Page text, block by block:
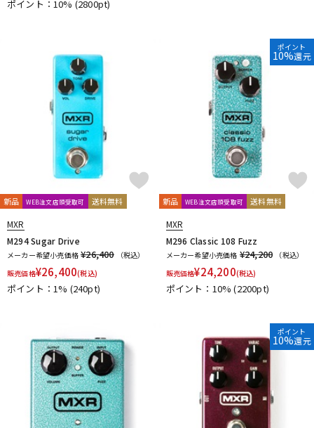
ポイント：10% (2800pt)
新品 WEB注文店頭受取可 送料無料
MXR
M294 Sugar Drive
メーカー希望小売価格 ¥26,400
（税込）
販売価格¥26,400(税込)
ポイント：1% (240pt)
ポイント
10%還元
新品 WEB注文店頭受取可 送料無料
MXR
M296 Classic 108 Fuzz
メーカー希望小売価格 ¥24,200
（税込）
販売価格¥24,200(税込)
ポイント：10%(2200pt)
ポイント
10%還元